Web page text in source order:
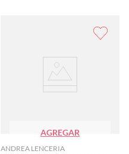
AGREGAR
ANDREA LENCERIA